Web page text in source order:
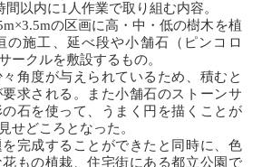
以内に1人作業で取り組む内容。
の区画に高・中・低の樹木を植
の施工、延べ段や小舗石（ピンコロ
ークルを敷設するもの。
角度が与えられているため、積むと
求される。また小舗石のストーンサ
石を使って、うまく円を描くことが
せどころとなった。
完成することができたと同時に、色
もの植栽、住宅街にある都立公園で